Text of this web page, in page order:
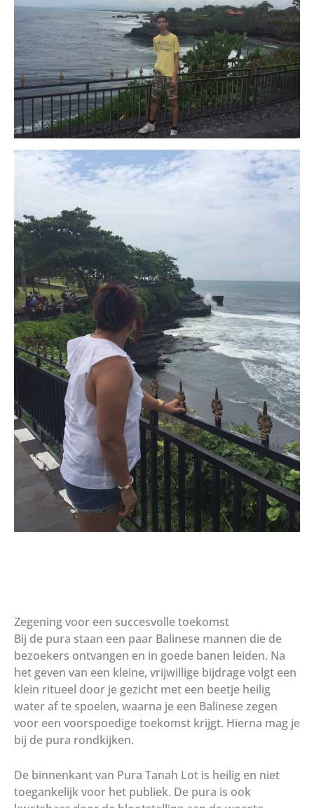
Zegening voor een succesvolle toekomst
Bij de pura staan een paar Balinese mannen die de
bezoekers ontvangen en in goede banen leiden. Na
het geven van een kleine, vrijwillige bijdrage volgt een
klein ritueel door je gezicht met een beetje heilig
water af te spoelen, waarna je een Balinese zegen
voor een voorspoedige toekomst krijgt. Hierna mag je
bij de pura rondkijken.
De binnenkant van Pura Tanah Lot is heilig en niet
toegankelijk voor het publiek. De pura is ook